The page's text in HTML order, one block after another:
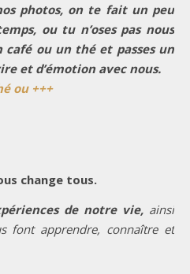
photos, on te fait un peu
ou tu n’oses pas nous
ou un thé et passes un
et d’émotion avec nous.
ou +++
change tous.
de notre vie, ainsi
font apprendre, connaître et